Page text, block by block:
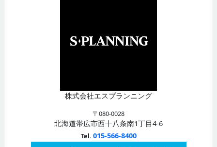
株式会社エスプランニング
〒080-0028
北海道帯広市西十八条南1丁目4-6
Tel. 015-566-8400